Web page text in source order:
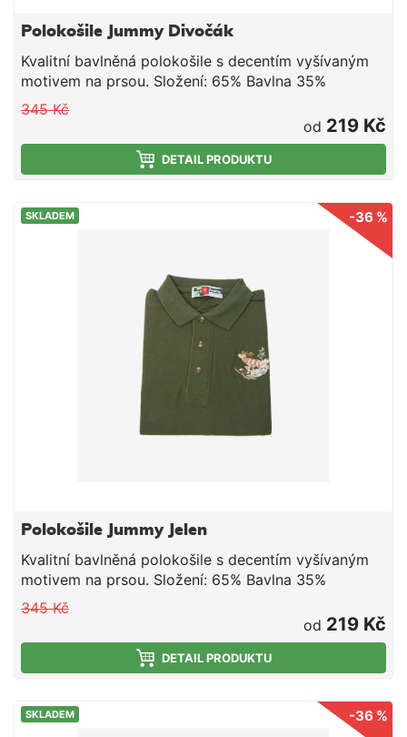
Polokošile Jummy Divočák
Kvalitní bavlněná polokošile s decentím vyšívaným
motivem na prsou. Složení: 65% Bavlna 35%
Polyester
345 Kč
od 219 Kč
DETAIL PRODUKTU
-36 %
SKLADEM
Polokošile Jummy Jelen
Kvalitní bavlněná polokošile s decentím vyšívaným
motivem na prsou. Složení: 65% Bavlna 35%
Polyester
345 Kč
od 219 Kč
DETAIL PRODUKTU
-36 %
SKLADEM